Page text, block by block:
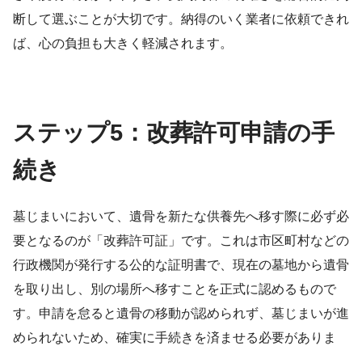
断して選ぶことが大切です。納得のいく業者に依頼できれ
ば、心の負担も大きく軽減されます。
ステップ5：改葬許可申請の手
続き
墓じまいにおいて、遺骨を新たな供養先へ移す際に必ず必
要となるのが「改葬許可証」です。これは市区町村などの
行政機関が発行する公的な証明書で、現在の墓地から遺骨
を取り出し、別の場所へ移すことを正式に認めるもので
す。申請を怠ると遺骨の移動が認められず、墓じまいが進
められないため、確実に手続きを済ませる必要がありま